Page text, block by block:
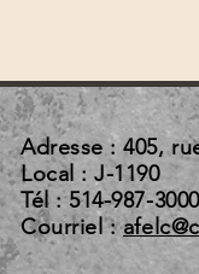
Adresse : 405,
Local : J-1190
Tél : 514-987-
Courriel :